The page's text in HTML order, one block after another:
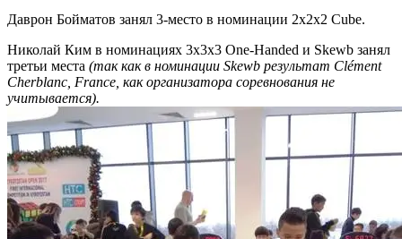
Даврон Бойматов занял 3-место в номинации 2x2x2 Cube.
Николай Ким в номинациях 3x3x3 One-Handed и Skewb занял
третьи места (так как в номинации Skewb результат Clément
Cherblanc, France, как организатора соревнования не
учитывается).